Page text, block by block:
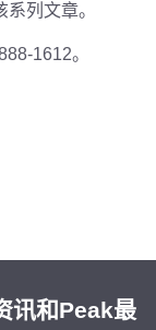
列文章。
1612。
讯和Peak最